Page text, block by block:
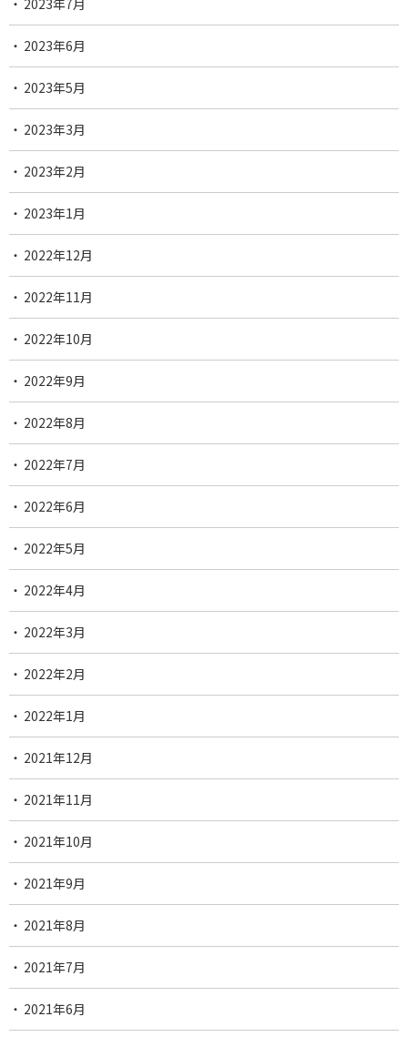
2023年7月
2023年6月
2023年5月
2023年3月
2023年2月
2023年1月
2022年12月
2022年11月
2022年10月
2022年9月
2022年8月
2022年7月
2022年6月
2022年5月
2022年4月
2022年3月
2022年2月
2022年1月
2021年12月
2021年11月
2021年10月
2021年9月
2021年8月
2021年7月
2021年6月